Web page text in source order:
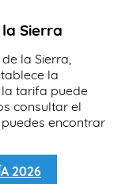
Sierra
la Sierra,
la
tarifa puede
consultar el
encontrar
2026